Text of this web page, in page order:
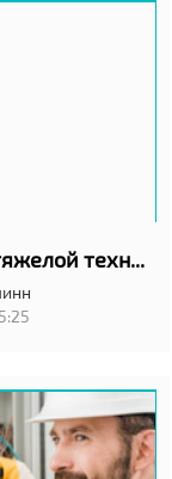
Механик тяжелой техники